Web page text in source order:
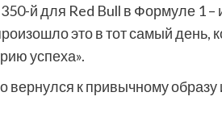
й для Red Bull в Формуле 1
это в тот самый день,
успеха».
вернулся к привычному образу